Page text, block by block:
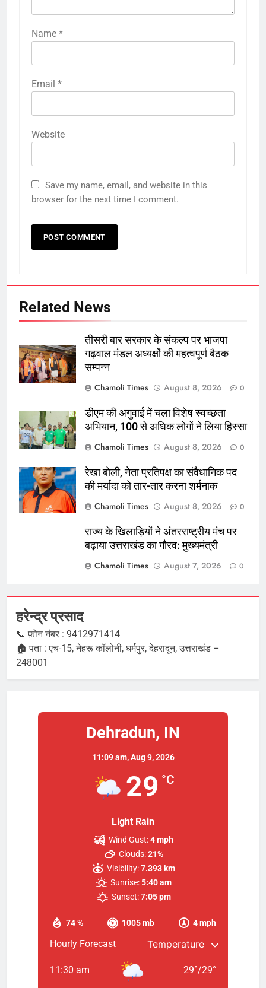
Name *
Email *
Website
Save my name, email, and website in this
browser for the next time I comment.
Related News
तीसरी बार सरकार के संकल्प पर भाजपा
गढ़वाल मंडल अध्यक्षों की महत्वपूर्ण बैठक
सम्पन्न
Chamoli Times
August 8, 2026 0
डीएम की अगुवाई में चला विशेष स्वच्छता
अभियान, 100 से अधिक लोगों ने लिया हिस्सा
Chamoli Times
August 8, 2026 0
रेखा बोली, नेता प्रतिपक्ष का संवैधानिक पद
की मर्यादा को तार-तार करना शर्मनाक
Chamoli Times
August 8, 2026 0
राज्य के खिलाड़ियों ने अंतरराष्ट्रीय मंच पर
बढ़ाया उत्तराखंड का गौरव: मुख्यमंत्री
Chamoli Times
August 7, 2026 0
हरेन्द्र प्रसाद
📞 फ़ोन नंबर : 9412971414
🏠 पता : एच-15, नेहरू कॉलोनी, धर्मपुर, देहरादून, उत्तराखंड –
248001
Dehradun, IN
11:09 am,Aug 9, 2026
29 °C
Light Rain
74 % 1005 mb 4 mph
Wind Gust:4 mph
Clouds:21%
Visibility:7.393 km
Sunrise:5:40 am
Sunset: 7:05 pm
Hourly Forecast
11:30 am 29°/29°